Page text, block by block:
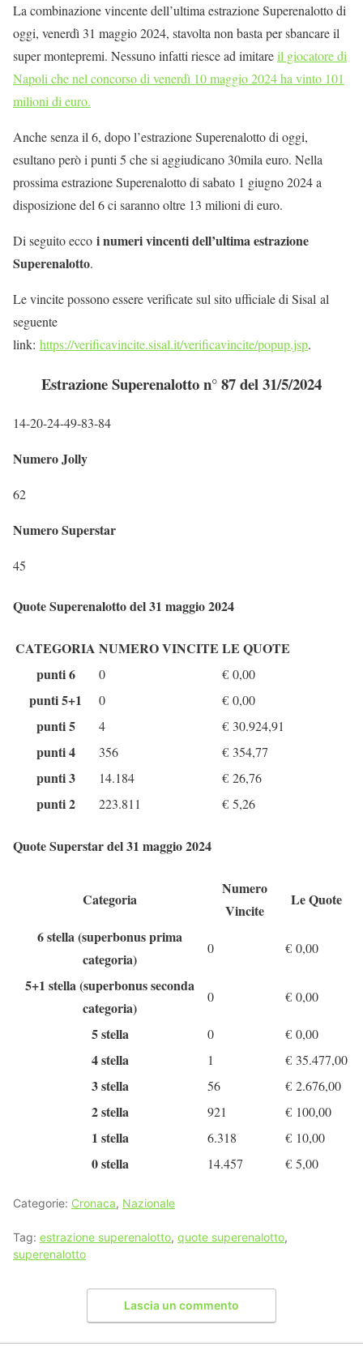
La combinazione vincente dell’ultima estrazione Superenalotto di
oggi, venerdì 31 maggio 2024, stavolta non basta per sbancare il
super montepremi. Nessuno infatti riesce ad imitareil giocatore di
Napoli che nel concorso di venerdì 10 maggio 2024 ha vinto 101
milioni di euro.
Anche senza il 6, dopo l’estrazione Superenalotto di oggi,
esultano però i punti 5 che si aggiudicano 30mila euro. Nella
prossima estrazione Superenalotto di sabato 1 giugno 2024 a
disposizione del 6 ci saranno oltre 13 milioni di euro.
Di seguito ecco i numeri vincenti dell’ultima estrazione
Superenalotto.
Le vincite possono essere verificate sul sito ufficiale di Sisal al
seguente
link: https://verificavincite.sisal.it/verificavincite/popup.jsp.
Estrazione Superenalotto n° 87 del 31/5/2024
14-20-24-49-83-84
Numero Jolly
62
Numero Superstar
45
Quote Superenalotto del 31 maggio 2024
CATEGORIA NUMERO VINCITE LE QUOTE
punti 6
0 € 0,00
punti 5+1 0 € 0,00
punti 5 4 € 30.924,91
punti 4 356 € 354,77
punti 3 14.184 € 26,76
punti 2 223.811 € 5,26
Quote Superstar del 31 maggio 2024
Categoria
Numero
Vincite
Le Quote
6 stella (superbonus prima
categoria)
0 € 0,00
5+1 stella (superbonus seconda
categoria)
0 € 0,00
5 stella 0 € 0,00
4 stella 1 € 35.477,00
3 stella 56 € 2.676,00
2 stella 921 € 100,00
1 stella 6.318 € 10,00
0 stella 14.457 € 5,00
Categorie: Cronaca, Nazionale
Tag: estrazione superenalotto, quote superenalotto,
superenalotto
Lascia un commento